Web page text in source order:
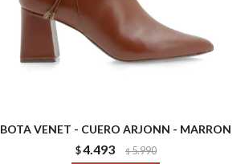
BOTA VENET - CUERO ARJONN - MARRON
$4.493 $5.990